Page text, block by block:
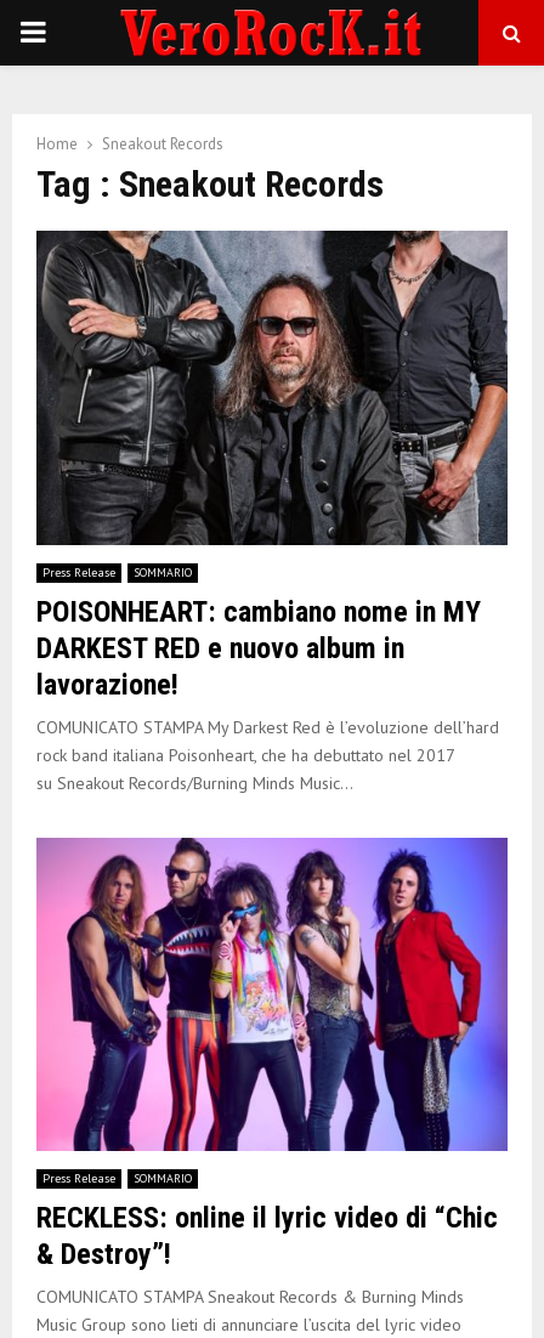
P
M
R
N
U
Home Sneakout Records
Tag : Sneakout Records
Press Release SOMMARIO
POISONHEART: cambiano nome in MY
DARKEST RED e nuovo album in
lavorazione!
COMUNICATO STAMPA My Darkest Red è l’evoluzione dell’hard
rock band italiana Poisonheart, che ha debuttato nel 2017
su Sneakout Records/Burning Minds Music...
Press Release SOMMARIO
RECKLESS: online il lyric video di “Chic
& Destroy”!
COMUNICATO STAMPA Sneakout Records & Burning Minds
Music Group sono lieti di annunciare l’uscita del lyric video